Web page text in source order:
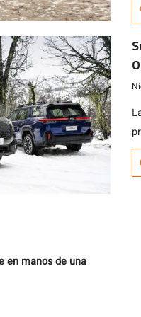
en manos de una